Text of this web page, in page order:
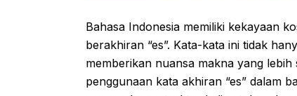
Bahasa Indonesia memiliki kekayaan
berakhiran “es”. Kata-kata ini tidak
memberikan nuansa makna yang
penggunaan kata akhiran “es” dalam